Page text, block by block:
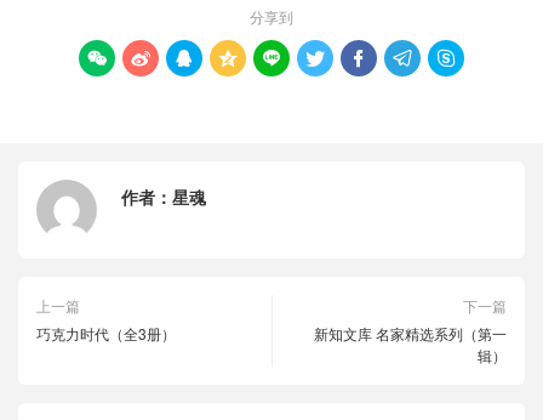
分享到
        
作者： 星魂
上一篇
巧克力时代（全3册）
下一篇
新知文库 名家精选系列（第一
辑）